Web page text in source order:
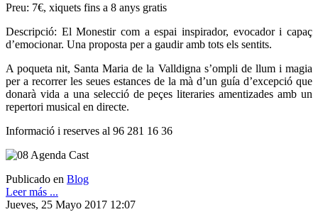
Preu: 7€, xiquets fins a 8 anys gratis
Descripció: El Monestir com a espai inspirador, evocador i capaç
d’emocionar. Una proposta per a gaudir amb tots els sentits.
A poqueta nit, Santa Maria de la Valldigna s’ompli de llum i magia
per a recorrer les seues estances de la mà d’un guía d’excepció que
donarà vida a una selecció de peçes literaries amentizades amb un
repertori musical en directe.
Informació i reserves al 96 281 16 36
Publicado en Blog
Leer más ...
Jueves, 25 Mayo 2017 12:07